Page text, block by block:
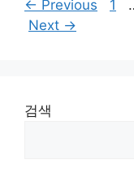
← Previous 1
Next →
검색